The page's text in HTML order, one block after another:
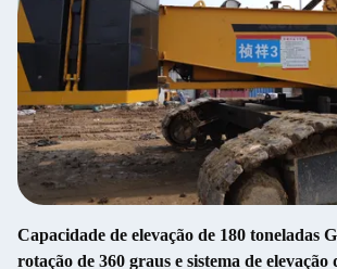
Capacidade de elevação de 180 toneladas
rotação de 360 graus e sistema de